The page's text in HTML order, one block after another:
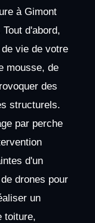
à Gimont
d'abord,
vie de votre
mousse, de
des
structurels.
par perche
d'un
drones pour
un
toiture,